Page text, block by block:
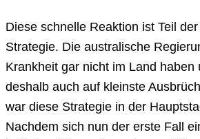
Diese schnelle Reaktion ist Teil
Strategie. Die australische
Krankheit gar nicht im Land haben
deshalb auch auf kleinste
war diese Strategie in der
Nachdem sich nun der erste Fall